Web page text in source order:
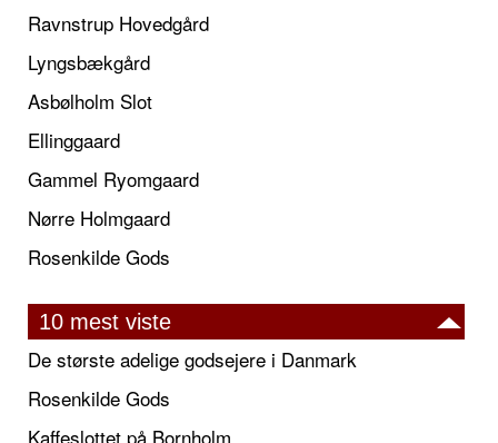
Ravnstrup Hovedgård
Lyngsbækgård
Asbølholm Slot
Ellinggaard
Gammel Ryomgaard
Nørre Holmgaard
Rosenkilde Gods
10 mest viste
De største adelige godsejere i Danmark
Rosenkilde Gods
Kaffeslottet på Bornholm